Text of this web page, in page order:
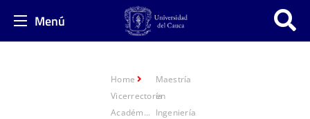
Menú
Home
Vicerrectoría
Académ...
Maestría
en
Ingeniería